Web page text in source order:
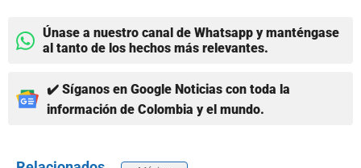
Únase a nuestro canal de Whatsapp y manténgase
al tanto de los hechos más relevantes.
✔️ Síganos en Google Noticias con toda la
información de Colombia y el mundo.